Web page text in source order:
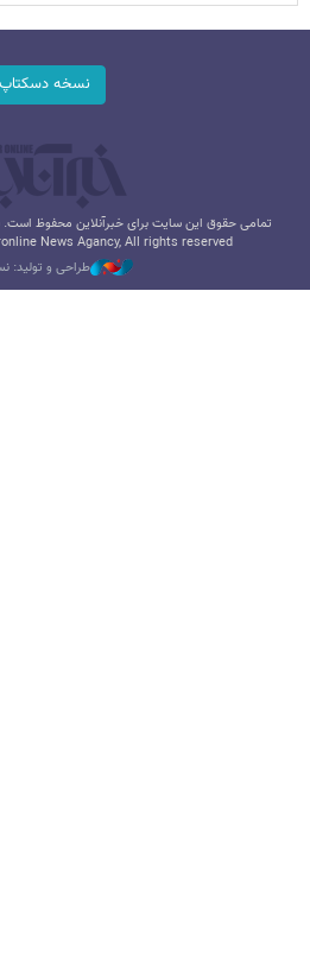
نسخه دسکتاپ
تمامی حقوق این سایت برای خبرآنلاین محفوظ است.
News Agancy, All rights reserved
طراحی و تولید: